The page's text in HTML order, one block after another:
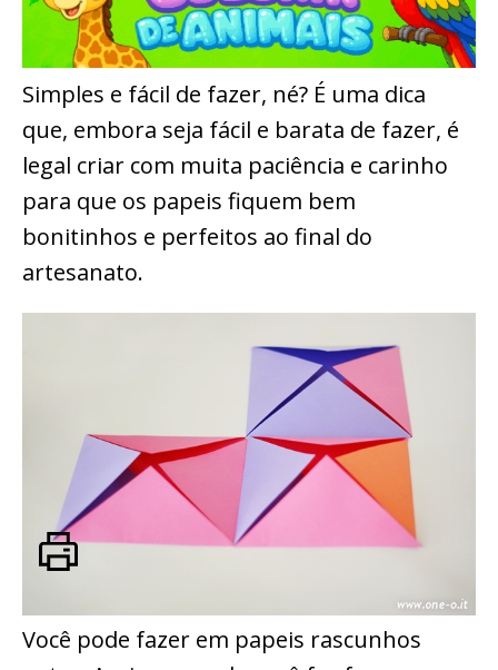
Simples e fácil de fazer, né? É uma dica
que, embora seja fácil e barata de fazer, é
legal criar com muita paciência e carinho
para que os papeis fiquem bem
bonitinhos e perfeitos ao final do
artesanato.
Você pode fazer em papeis rascunhos